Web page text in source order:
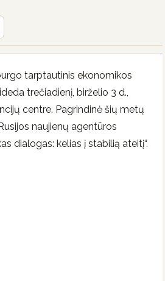
tarptautinis ekonomikos
trečiadienį, birželio 3 d.,
centre. Pagrindinė šių metų
naujienų agentūros
dialogas: kelias į stabilią ateitį“.